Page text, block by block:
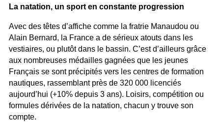
La natation, un sport en constante progression
Avec des têtes d’affiche comme la fratrie Manaudou ou
Alain Bernard, la France a de sérieux atouts dans les
vestiaires, ou plutôt dans le bassin. C’est d’ailleurs grâce
aux nombreuses médailles gagnées que les jeunes
Français se sont précipités vers les centres de formation
nautiques, rassemblant près de 320 000 licenciés
aujourd’hui (+10% depuis 3 ans). Loisirs, compétition ou
formules dérivées de la natation, chacun y trouve son
compte.